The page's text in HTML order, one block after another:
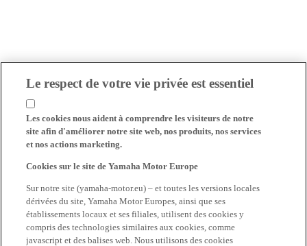
Le respect de votre vie privée est essentiel
Les cookies nous aident à comprendre les visiteurs de notre
site afin d'améliorer notre site web, nos produits, nos services
et nos actions marketing.
Cookies sur le site de Yamaha Motor Europe
Sur notre site (yamaha-motor.eu) – et toutes les versions locales
dérivées du site, Yamaha Motor Europes, ainsi que ses
établissements locaux et ses filiales, utilisent des cookies y
compris des technologies similaires aux cookies, comme
javascript et des balises web. Nous utilisons des cookies